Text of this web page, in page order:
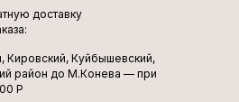
доставку
Кировский, Куйбышевский,
район до М.Конева — при
Р